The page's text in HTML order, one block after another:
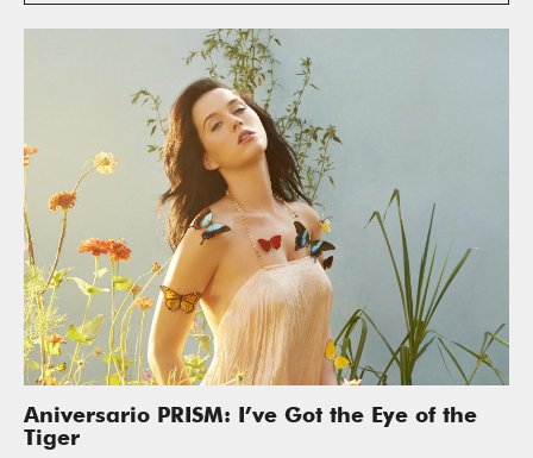
Aniversario PRISM: I’ve Got the Eye of the
Tiger